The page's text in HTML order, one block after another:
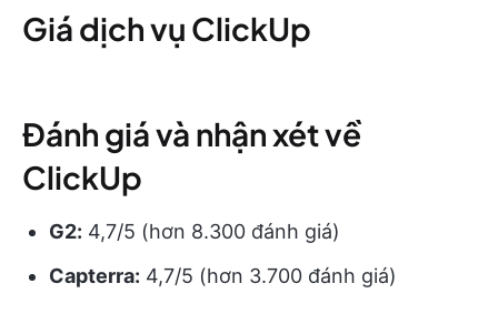
Giá dịch vụ ClickUp
Đánh giá và nhận xét về
ClickUp
G2: 4,7/5 (hơn 8.300 đánh giá)
Capterra: 4,7/5 (hơn 3.700 đánh giá)